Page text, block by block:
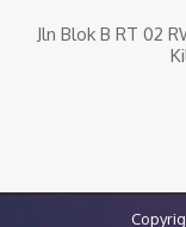
Jln Blok B RT 02